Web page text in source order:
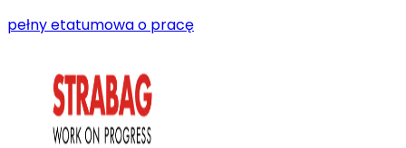
pełny etatumowa o pracę